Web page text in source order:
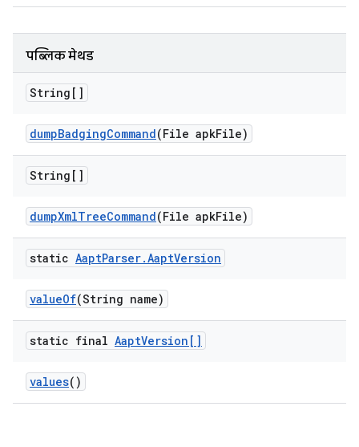
पब्लिक मेथड
String[]
dumpBadgingCommand(File apkFile)
String[]
dumpXmlTreeCommand(File apkFile)
static AaptParser.AaptVersion
valueOf(String name)
static final AaptVersion[]
values()